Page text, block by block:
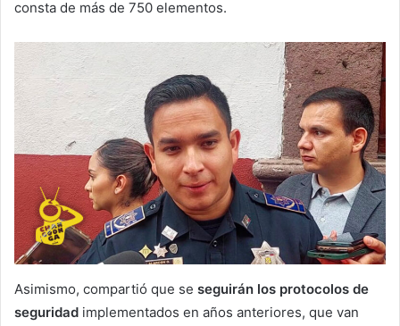
consta de más de 750 elementos.
Asimismo, compartió que se seguirán los protocolos de
seguridad implementados en años anteriores, que van